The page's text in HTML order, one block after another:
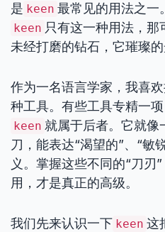
是 keen 最常见的用法之一
keen 只有这一种用法，
未经打磨的钻石，它璀璨的
作为一名语言学家，我喜
种工具。有些工具专精一
keen 就属于后者。它就像
刀，能表达“渴望的”、“敏
义。掌握这些不同的“刀刃
用，才是真正的高级。
我们先来认识一下 keen 这